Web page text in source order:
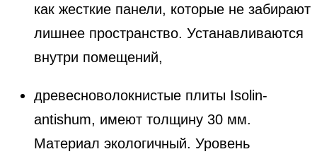
как жесткие панели, которые не забирают
лишнее пространство. Устанавливаются
внутри помещений,
древесноволокнистые плиты Isolin-
antishum, имеют толщину 30 мм.
Материал экологичный. Уровень